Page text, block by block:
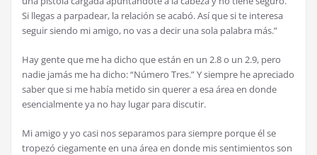
Si llegas a parpadear, la relación se acabó. Así que si te interesa
seguir siendo mi amigo, no vas a decir una sola palabra más.”
Hay gente que me ha dicho que están en un 2.8 o un 2.9, pero
nadie jamás me ha dicho: “Número Tres.” Y siempre he apreciado
saber que si me había metido sin querer a esa área en donde
esencialmente ya no hay lugar para discutir.
Mi amigo y yo casi nos separamos para siempre porque él se
tropezó ciegamente en una área en donde mis sentimientos son